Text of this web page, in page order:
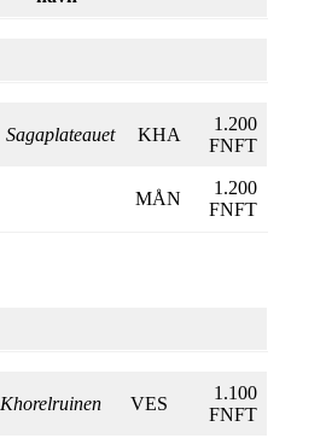
Sagaplateauet KHA
1.200
FNFT
MÅN
1.200
FNFT
Khorelruinen VES
1.100
FNFT